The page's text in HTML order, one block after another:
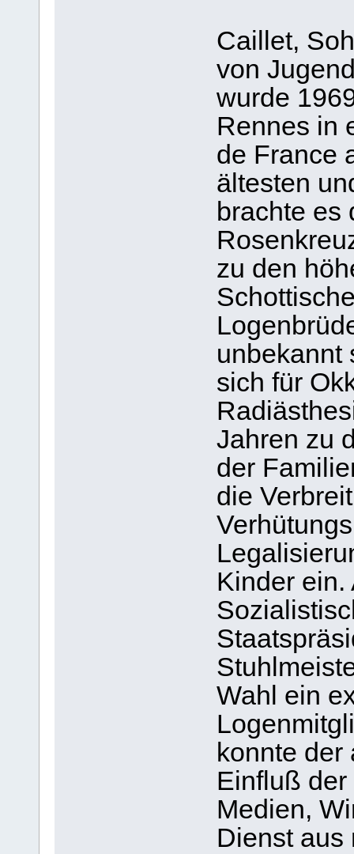
Caillet,
von
wurde
Rennes in
de France
ältesten
brachte es
zu den
unbekannt
sich für
Jahren zu
der
die
Kinder ein.
Wahl ein
konnte der
Einfluß
Medien,
Dienst aus